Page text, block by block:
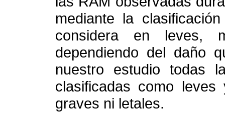
mediante la
considera en leves,
dependiendo del daño
nuestro estudio todas
clasificadas como
graves ni letales.